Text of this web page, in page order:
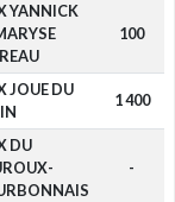
YANNICK
100
JOUE DU
1 400
DU
-